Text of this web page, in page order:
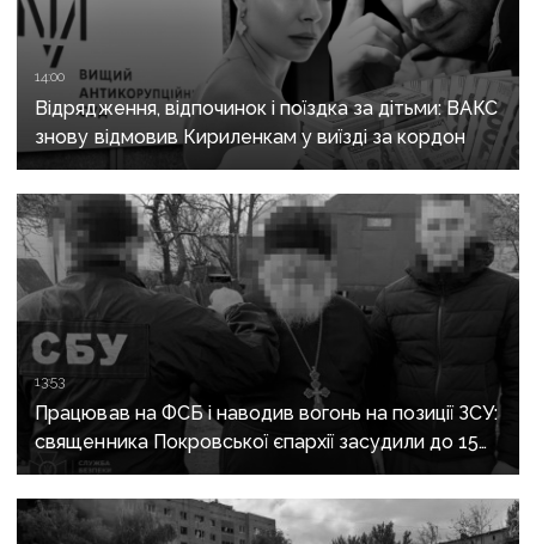
14:00
Відрядження, відпочинок і поїздка за дітьми: ВАКС
знову відмовив Кириленкам у виїзді за кордон
13:53
Працював на ФСБ і наводив вогонь на позиції ЗСУ:
священника Покровської єпархії засудили до 15
років